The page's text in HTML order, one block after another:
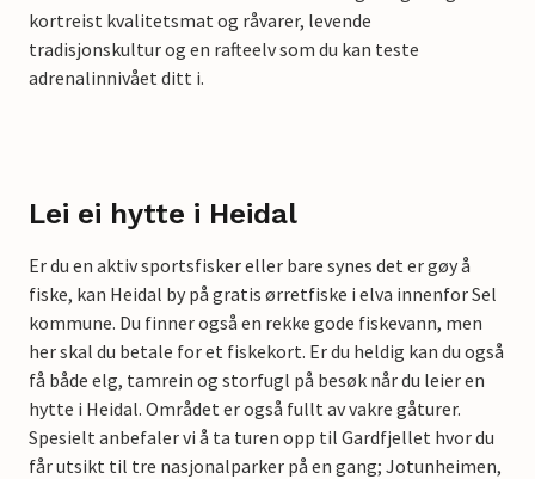
kortreist kvalitetsmat og råvarer, levende
tradisjonskultur og en rafteelv som du kan teste
adrenalinnivået ditt i.
Lei ei hytte i Heidal
Er du en aktiv sportsfisker eller bare synes det er gøy å
fiske, kan Heidal by på gratis ørretfiske i elva innenfor Sel
kommune. Du finner også en rekke gode fiskevann, men
her skal du betale for et fiskekort. Er du heldig kan du også
få både elg, tamrein og storfugl på besøk når du leier en
hytte i Heidal. Området er også fullt av vakre gåturer.
Spesielt anbefaler vi å ta turen opp til Gardfjellet hvor du
får utsikt til tre nasjonalparker på en gang; Jotunheimen,